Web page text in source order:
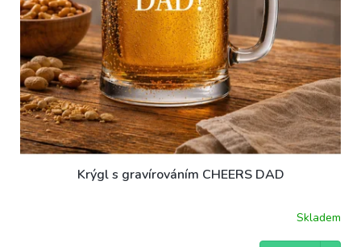
Krýgl s gravírováním CHEERS DAD
Skladem